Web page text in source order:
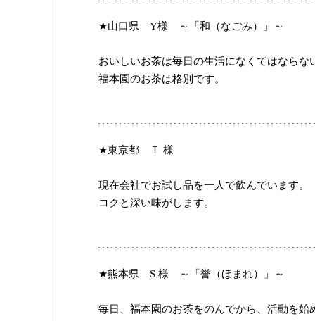
★山口県 Y様 ～「和（なごみ）」～
おいしいお茶は毎日の生活になくてはならな
福本園のお茶は格別です。
★東京都 Ｔ 様
現在会社でお試し品を一人で飲んでいます。
コクと深い味がします。
★熊本県 S 様 ～「誉（ほまれ）」～
毎日、福本園のお茶をのんでから、活動を始